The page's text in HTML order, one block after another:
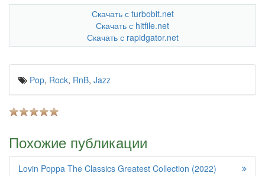
Скачать с turbobit.net
Скачать с hitfile.net
Скачать с rapidgator.net
Pop, Rock, RnB, Jazz
Похожие публикации
Lovin Poppa The Classics Greatest Collection (2022)